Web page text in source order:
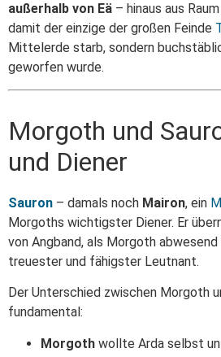
außerhalb von Eä – hinaus aus
damit der einzige der großen Feinde
Mittelerde starb, sondern
geworfen wurde.
Morgoth und
und Diener
Sauron – damals noch Mairon, ein
Morgoths wichtigster Diener. Er
von Angband, als Morgoth abwesend
treuester und fähigster Leutnant.
Der Unterschied zwischen Morgoth
fundamental:
Morgoth wollte Arda selbst